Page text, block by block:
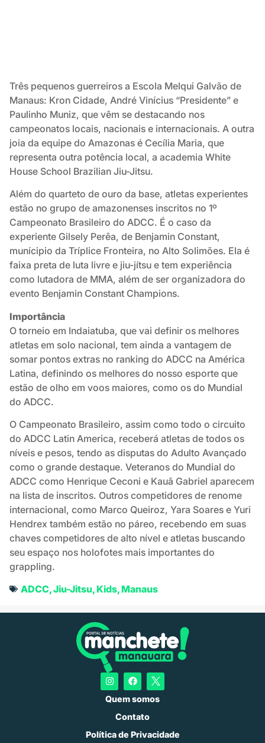
Três pequenos guerreiros a Escola Melqui Galvão de
Manaus: Kron Cidade, André Vinícius “Presidente” e
Paulinho Muniz, que vêm se destacando nos
campeonatos locais, nacionais e internacionais. A outra
joia da equipe do Amazonas é Cecília Maria, que
representa outra potência local, a academia White
House School Brazilian Jiu-Jitsu.
Além do quarteto de ouro da base, atletas experientes
estão no grupo de amazonenses inscritos no 1º
Campeonato Brasileiro do ADCC. É o caso da
experiente Gilsely Perêa, de Benjamin Constant,
munícipio da Tríplice Fronteira, no Alto Solimões. Ela é
faixa preta de luta livre e jiu-jítsu e tem experiência
como lutadora de MMA, além de ser organizadora do
evento Benjamin Constant Champions.
Importância
O torneio em Indaiatuba, que vai definir os melhores
atletas em solo nacional, tem ainda a vantagem de
somar pontos extras no ranking do ADCC na América
Latina, definindo os melhores do nosso esporte que
estão de olho em voos maiores, como os do Mundial
do ADCC.
O Campeonato Brasileiro, assim como todo o circuito
do ADCC Latin America, receberá atletas de todos os
níveis e pesos, tendo as disputas do Adulto Avançado
como o grande destaque. Veteranos do Mundial do
ADCC como Henrique Ceconi e Kauã Gabriel aparecem
na lista de inscritos. Outros competidores de renome
internacional, como Marco Queiroz, Yara Soares e Yuri
Hendrex também estão no páreo, recebendo em suas
chaves competidores de alto nível e atletas buscando
seu espaço nos holofotes mais importantes do
grappling.
ADCC,Jiu-Jitsu,Kids,Manaus
Quem somos
Contato
Política de Privacidade